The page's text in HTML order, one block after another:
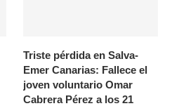
Triste pérdida en Salva-
Emer Canarias: Fallece el
joven voluntario Omar
Cabrera Pérez a los 21